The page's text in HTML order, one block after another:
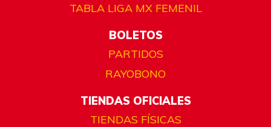
TABLA LIGA MX FEMENIL
BOLETOS
PARTIDOS
RAYOBONO
TIENDAS OFICIALES
TIENDAS FÍSICAS